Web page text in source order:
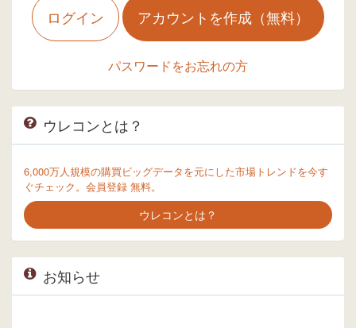
ログイン アカウントを作成（無料）
パスワードをお忘れの方
ウレコンとは？
6,000万人規模の購買ビッグデータを元にした市場トレンドを今す
ぐチェック。会員登録 無料。
ウレコンとは？
お知らせ